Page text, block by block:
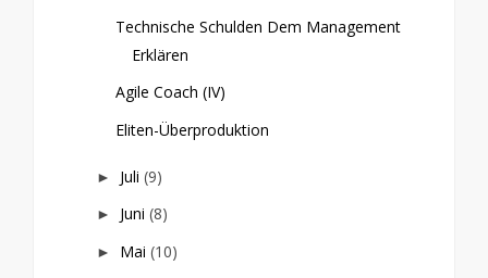
Technische Schulden Dem Management
Erklären
Agile Coach (IV)
Eliten-Überproduktion
► Juli (9)
► Juni (8)
► Mai (10)